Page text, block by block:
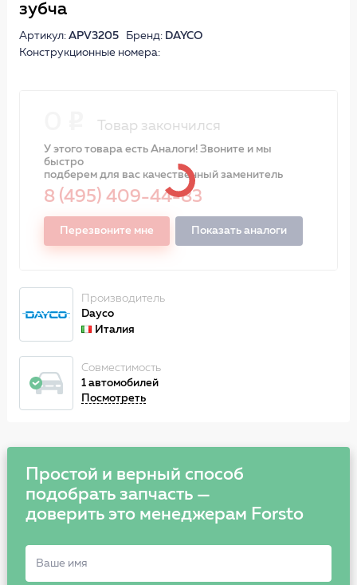
зубча
Артикул: APV3205Бренд: DAYCO
Конструкционные номера:
Товар закончился
У этого товара есть Аналоги! Звоните и мы
быстро
подберем для вас качественный заменитель
8 (495) 409-44-83
Перезвоните мне Показать аналоги
Производитель
Dayco
Италия
Совместимость
1 автомобилей
Посмотреть
Простой и верный способ
подобрать запчасть —
доверить это менеджерам Forsto